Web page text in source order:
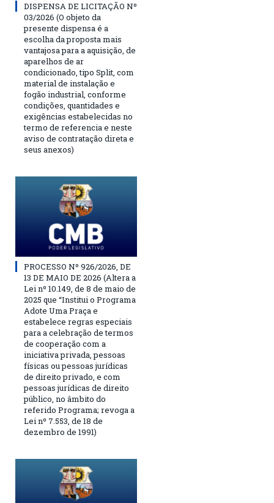
DISPENSA DE LICITAÇÃO Nº
03/2026 (O objeto da
presente dispensa é a
escolha da proposta mais
vantajosa para a aquisição, de
aparelhos de ar
condicionado, tipo Split, com
material de instalação e
fogão industrial, conforme
condições, quantidades e
exigências estabelecidas no
termo de referencia e neste
aviso de contratação direta e
seus anexos)
PROCESSO Nº 926/2026, DE
13 DE MAIO DE 2026 (Altera a
Lei nº 10.149, de 8 de maio de
2025 que “Institui o Programa
Adote Uma Praça e
estabelece regras especiais
para a celebração de termos
de cooperação com a
iniciativa privada, pessoas
físicas ou pessoas jurídicas
de direito privado, e com
pessoas jurídicas de direito
público, no âmbito do
referido Programa; revoga a
Lei nº 7.553, de 18 de
dezembro de 1991)